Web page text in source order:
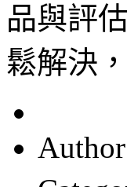
品與評
鬆解決，